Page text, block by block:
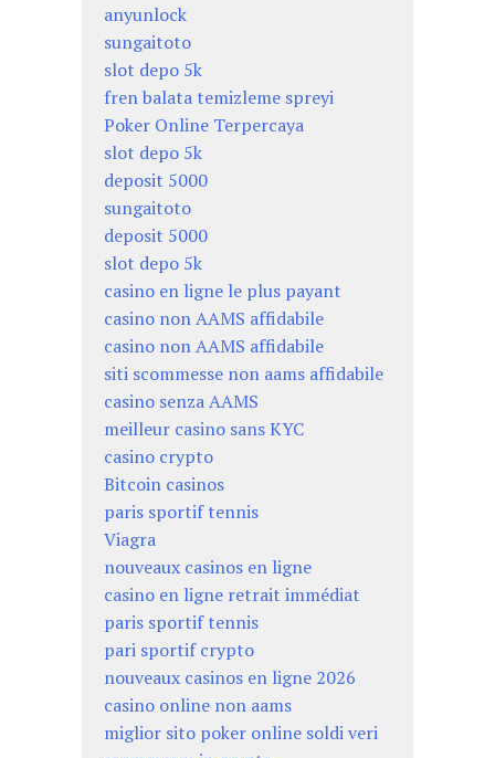
anyunlock
sungaitoto
slot depo 5k
fren balata temizleme spreyi
Poker Online Terpercaya
slot depo 5k
deposit 5000
sungaitoto
deposit 5000
slot depo 5k
casino en ligne le plus payant
casino non AAMS affidabile
casino non AAMS affidabile
siti scommesse non aams affidabile
casino senza AAMS
meilleur casino sans KYC
casino crypto
Bitcoin casinos
paris sportif tennis
Viagra
nouveaux casinos en ligne
casino en ligne retrait immédiat
paris sportif tennis
pari sportif crypto
nouveaux casinos en ligne 2026
casino online non aams
miglior sito poker online soldi veri